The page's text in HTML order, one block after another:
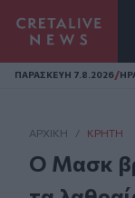
Homepage
ΠΑΡΑΣΚΕΥΗ 7.8.2026/
ΑΡΧΙΚΗ / ΚΡΉΤΗ
Ο Μασκ